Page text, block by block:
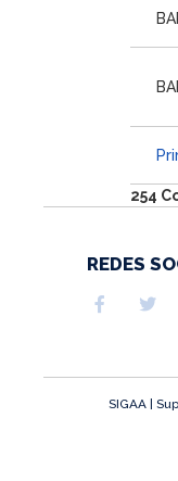
254
REDES
SIGAA |